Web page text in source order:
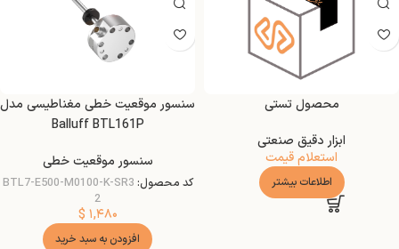
محصول تستی
ابزار دقیق صنعتی
استعلام قیمت
اطلاعات بیشتر
سنسور موقعیت خطی مغناطیسی مدل
Balluff BTL161P
سنسور موقعیت خطی
کد محصول: BTL7-E500-M0100-K-SR3
2
$ ۱,۴۸۰
افزودن به سبد خرید